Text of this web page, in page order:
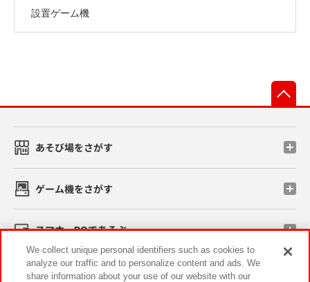
設置ゲーム機
あそび場をさがす
ゲーム機をさがす
スマホ・PCであそぶ
イベント・キャンペーン
We collect unique personal identifiers such as cookies to
analyze our traffic and to personalize content and ads. We
share information about your use of our website with our